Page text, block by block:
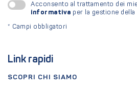
Link rapidi
SCOPRI CHI SIAMO
Acconsento al trattamento dei
informativa per la gestione della
* Campi obbligatori